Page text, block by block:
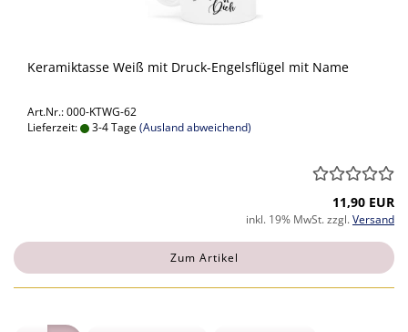
Keramiktasse Weiß mit Druck-Engelsflügel mit Name
Art.Nr.: 000-KTWG-62
Lieferzeit:
3-4 Tage(Ausland abweichend)
11,90 EUR
inkl. 19% MwSt. zzgl.Versand
Zum Artikel